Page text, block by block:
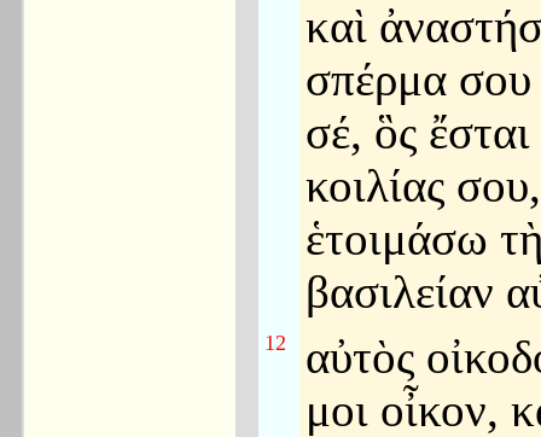
καὶ
σπέρμα σου
σέ, ὃς
κοιλίας
ἑτοιμάσω
βασιλείαν
12
αὐτὸς
μοι οἶκον,